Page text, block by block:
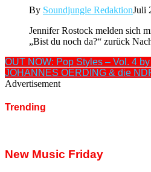
By Soundjungle RedaktionJuli
Jennifer Rostock melden sich
„Bist du noch da?“ zurück
OUT NOW: Pop Styles – Vol. 4
JOHANNES OERDING & die
Advertisement
Trending
New Music Friday